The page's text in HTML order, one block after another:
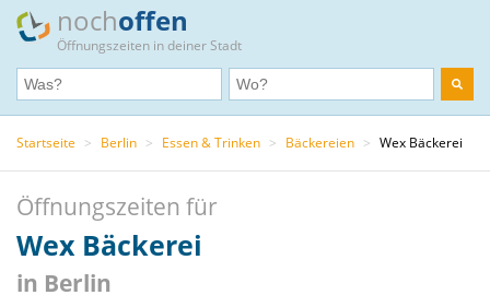
nochoffen
Öffnungszeiten in deiner Stadt
Startseite > Berlin > Essen & Trinken > Bäckereien > Wex Bäckerei
Öffnungszeiten für
Wex Bäckerei
in Berlin